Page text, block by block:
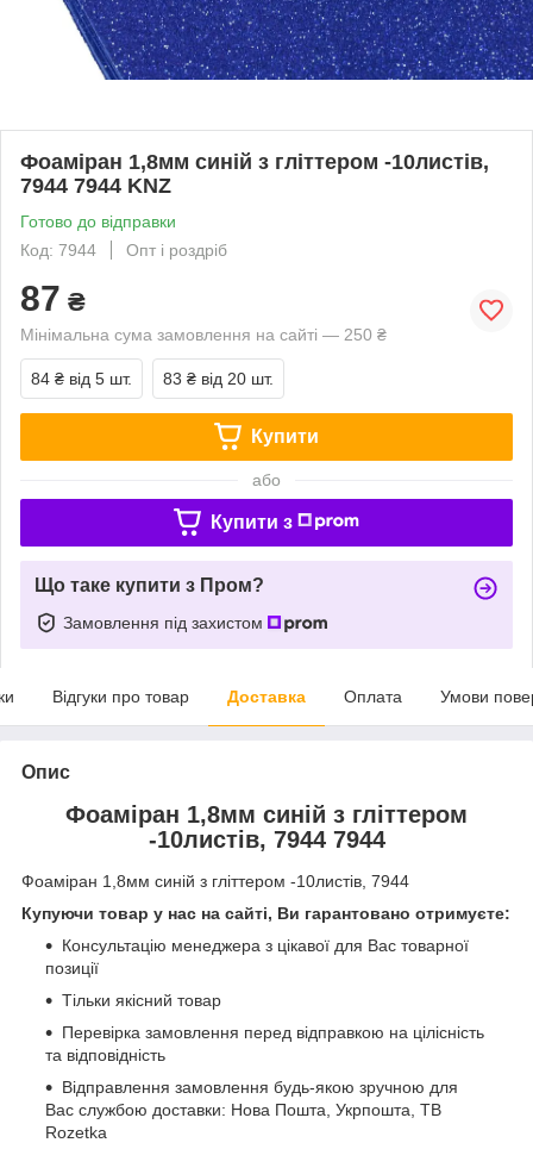
Фоаміран 1,8мм синій з гліттером -10листів,
7944 7944 KNZ
Готово до відправки
Код: 7944
Опт і роздріб
87 ₴
Мінімальна сума замовлення на сайті — 250 ₴
84 ₴ від 5 шт. 83 ₴ від 20 шт.
Купити
або
Купити з
Що таке купити з Пром?
Замовлення під захистом
Відгуки про товар Доставка Оплата Умови
Опис
Фоаміран 1,8мм синій з гліттером
-10листів, 7944 7944
Фоаміран 1,8мм синій з гліттером -10листів, 7944
Купуючи товар у нас на сайті, Ви гарантовано отримуєте:
Консультацію менеджера з цікавої для Вас товарної
позиції
Тільки якісний товар
Перевірка замовлення перед відправкою на цілісність
та відповідність
Відправлення замовлення будь-якою зручною для
Вас службою доставки: Нова Пошта, Укрпошта, ТВ
Rozetka